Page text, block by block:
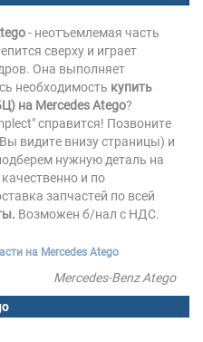
- неотъемлемая часть
сверху и играет
Она выполняет
необходимость купить
на Mercedes Atego?
справится! Позвоните
видите внизу страницы) и
нужную деталь на
и по
запчастей по всей
Возможен б/нал с НДС.
на Mercedes Atego
Mercedes-Benz Atego